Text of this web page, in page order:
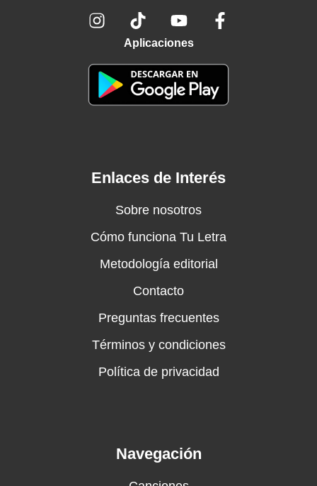
Aplicaciones
Enlaces de Interés
Sobre nosotros
Cómo funciona Tu Letra
Metodología editorial
Contacto
Preguntas frecuentes
Términos y condiciones
Política de privacidad
Navegación